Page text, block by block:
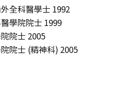
全科醫學士 1992
學院院士 1999
院士 2005
院士 (精神科) 2005